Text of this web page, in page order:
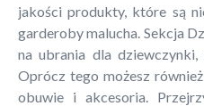
jakości produkty, które są
garderoby malucha. Sekcja
na ubrania dla dziewczynki,
Oprócz tego możesz
obuwie i akcesoria.